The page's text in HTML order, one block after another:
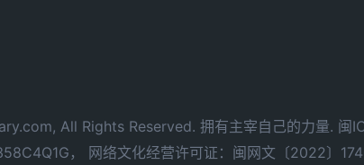
All Rights Reserved. 拥有主宰自己的力量. 闽
，
网络文化经营许可证：闽网文〔2022〕